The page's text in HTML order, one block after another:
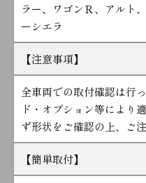
ラー、ワゴンＲ、アルト
ーシエラ
【注意事項】
全車両での取付確認は行
ド・オプション等により
ず形状をご確認の上、ご
【簡単取付】